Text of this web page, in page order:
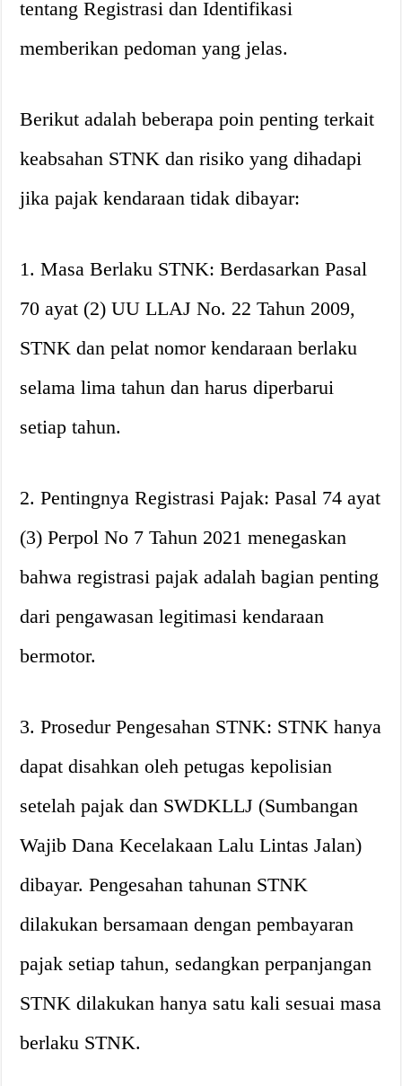
tentang Registrasi dan Identifikasi
memberikan pedoman yang jelas.
Berikut adalah beberapa poin penting terkait
keabsahan STNK dan risiko yang dihadapi
jika pajak kendaraan tidak dibayar:
1. Masa Berlaku STNK: Berdasarkan Pasal
70 ayat (2) UU LLAJ No. 22 Tahun 2009,
STNK dan pelat nomor kendaraan berlaku
selama lima tahun dan harus diperbarui
setiap tahun.
2. Pentingnya Registrasi Pajak: Pasal 74 ayat
(3) Perpol No 7 Tahun 2021 menegaskan
bahwa registrasi pajak adalah bagian penting
dari pengawasan legitimasi kendaraan
bermotor.
3. Prosedur Pengesahan STNK: STNK hanya
dapat disahkan oleh petugas kepolisian
setelah pajak dan SWDKLLJ (Sumbangan
Wajib Dana Kecelakaan Lalu Lintas Jalan)
dibayar. Pengesahan tahunan STNK
dilakukan bersamaan dengan pembayaran
pajak setiap tahun, sedangkan perpanjangan
STNK dilakukan hanya satu kali sesuai masa
berlaku STNK.